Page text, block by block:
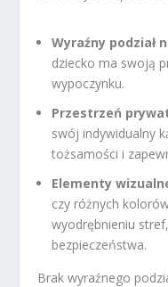
Wyraźny podział
dziecko ma swoją
wypoczynku.
Przestrzeń
swój indywidualny
tożsamości i
Elementy
czy różnych
wyodrębnieniu
bezpieczeństwa.
Brak wyraźnego